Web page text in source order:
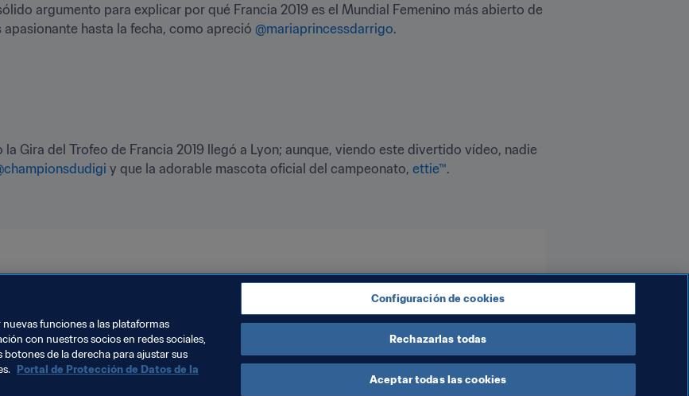
argumento para explicar por qué Francia 2019 es el Mundial Femenino más abierto de
hasta la fecha, como apreció @mariaprincessdarrigo.
Gira del Trofeo de Francia 2019 llegó a Lyon; aunque, viendo este divertido vídeo, nadie
y que la adorable mascota oficial del campeonato, ettie™.
funciones a las plataformas
con nuestros socios en redes sociales,
de la derecha para ajustar sus
Portal de Protección de Datos de la
Configuración de cookies
Rechazarlas todas
Aceptar todas las cookies